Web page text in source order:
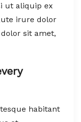
ut aliquip ex
irure dolor
sit amet,
habitant